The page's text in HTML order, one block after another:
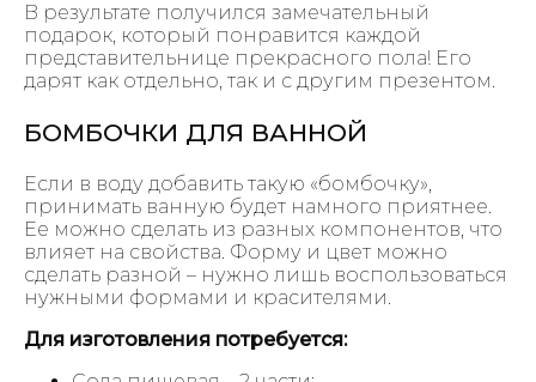
В результате получился замечательный
подарок, который понравится каждой
представительнице прекрасного пола! Его
дарят как отдельно, так и с другим презентом.
БОМБОЧКИ ДЛЯ ВАННОЙ
Если в воду добавить такую «бомбочку»,
принимать ванную будет намного приятнее.
Ее можно сделать из разных компонентов, что
влияет на свойства. Форму и цвет можно
сделать разной – нужно лишь воспользоваться
нужными формами и красителями.
Для изготовления потребуется: